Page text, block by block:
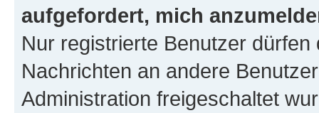
aufgefordert, mich
Nur registrierte Benutzer
Nachrichten an andere
Administration freigeschaltet